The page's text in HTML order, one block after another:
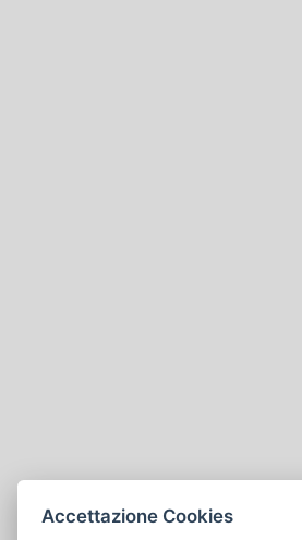
Accettazione Cookies